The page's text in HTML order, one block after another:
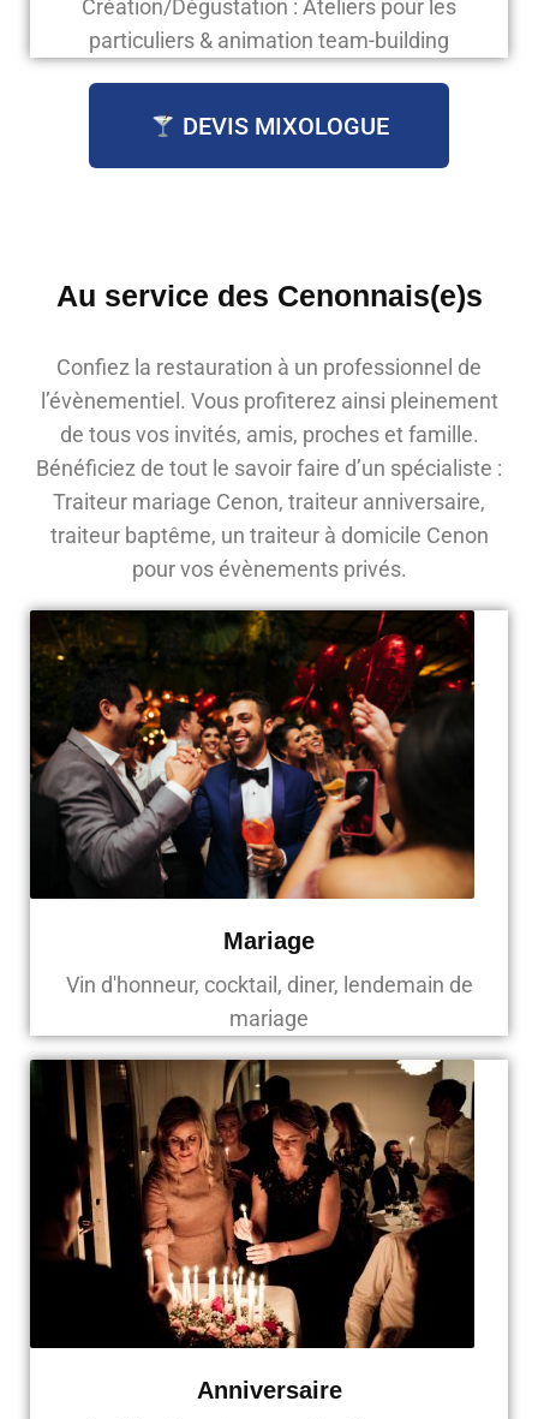
Création/Dégustation : Ateliers pour les
particuliers & animation team-building
DEVIS MIXOLOGUE
Au service des Cenonnais(e)s
Confiez la restauration à un professionnel de
l’évènementiel. Vous profiterez ainsi pleinement
de tous vos invités, amis, proches et famille.
Bénéficiez de tout le savoir faire d’un spécialiste :
Traiteur mariage Cenon, traiteur anniversaire,
traiteur baptême, un traiteur à domicile Cenon
pour vos évènements privés.
Mariage
Vin d'honneur, cocktail, diner, lendemain de
mariage
Anniversaire